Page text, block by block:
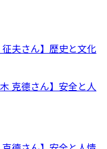
夫さん】歴史と文化